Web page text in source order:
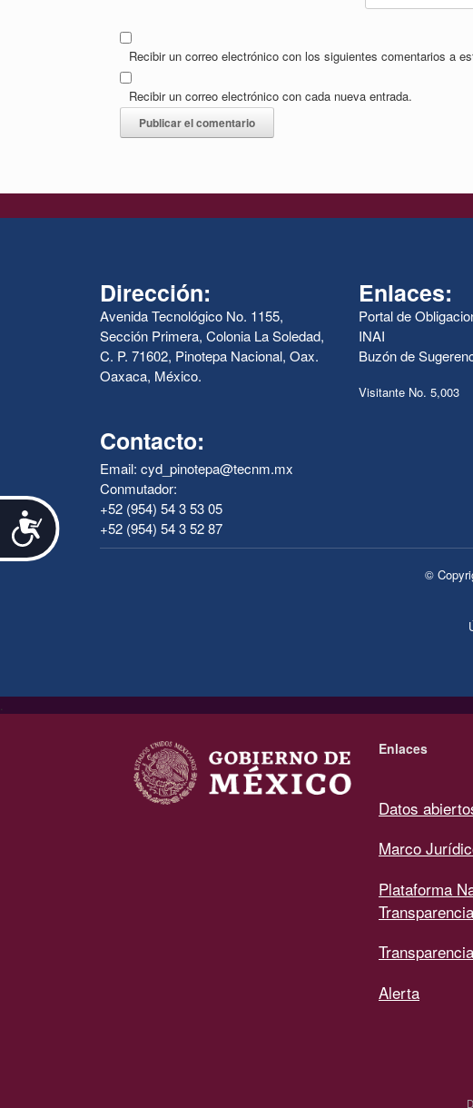
Accesibilidad
Recibir un correo electrónico con los siguientes comentarios a
Recibir un correo electrónico con cada nueva entrada.
Dirección:
Avenida Tecnológico No. 1155,
Sección Primera, Colonia La Soledad,
C. P. 71602, Pinotepa Nacional, Oax.
Oaxaca, México.
Contacto:
Email: cyd_pinotepa@tecnm.mx
Conmutador:
+52 (954) 54 3 53 05
+52 (954) 54 3 52 87
Enlaces:
Portal de
INAI
Buzón de
Visitante No. 5,003
©
Enlaces
Datos
Marco
Plataforma
Transparencia
Alerta